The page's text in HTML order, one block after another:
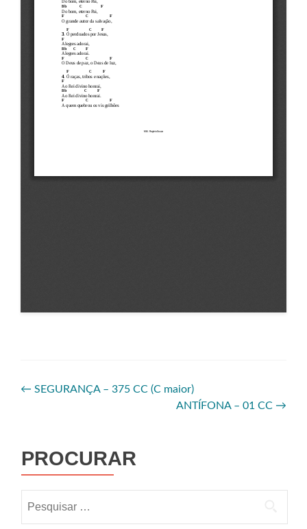
← SEGURANÇA – 375 CC (C maior)
ANTÍFONA – 01 CC →
PROCURAR